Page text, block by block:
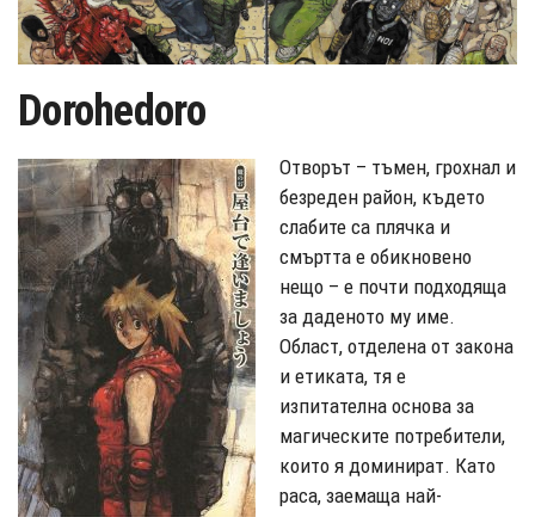
Dorohedoro
Отворът – тъмен, грохнал и
безреден район, където
слабите са плячка и
смъртта е обикновено
нещо – е почти подходяща
за даденото му име.
Област, отделена от закона
и етиката, тя е
изпитателна основа за
магическите потребители,
които я доминират. Като
раса, заемаща най-